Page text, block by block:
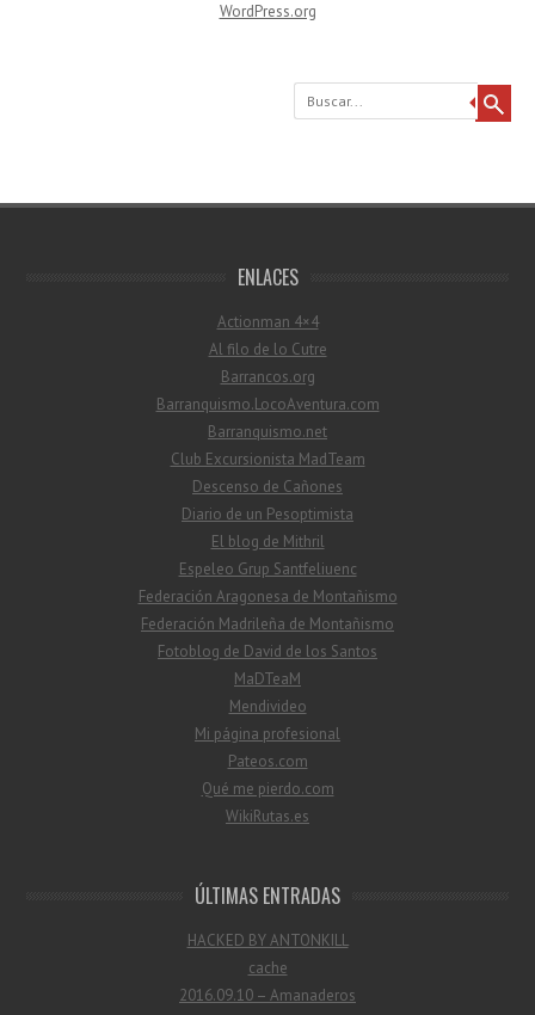
WordPress.org
Buscar
ENLACES
Actionman 4×4
Al filo de lo Cutre
Barrancos.org
Barranquismo.LocoAventura.com
Barranquismo.net
Club Excursionista MadTeam
Descenso de Cañones
Diario de un Pesoptimista
El blog de Mithril
Espeleo Grup Santfeliuenc
Federación Aragonesa de Montañismo
Federación Madrileña de Montañismo
Fotoblog de David de los Santos
MaDTeaM
Mendivideo
Mi página profesional
Pateos.com
Qué me pierdo.com
WikiRutas.es
ÚLTIMAS ENTRADAS
HACKED BY ANTONKILL
cache
2016.09.10 – Amanaderos